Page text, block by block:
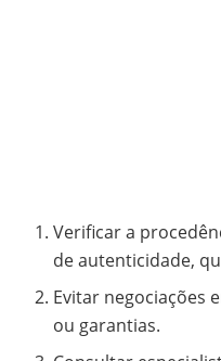
Verificar a
de autenticidade,
Evitar negociações
ou garantias.